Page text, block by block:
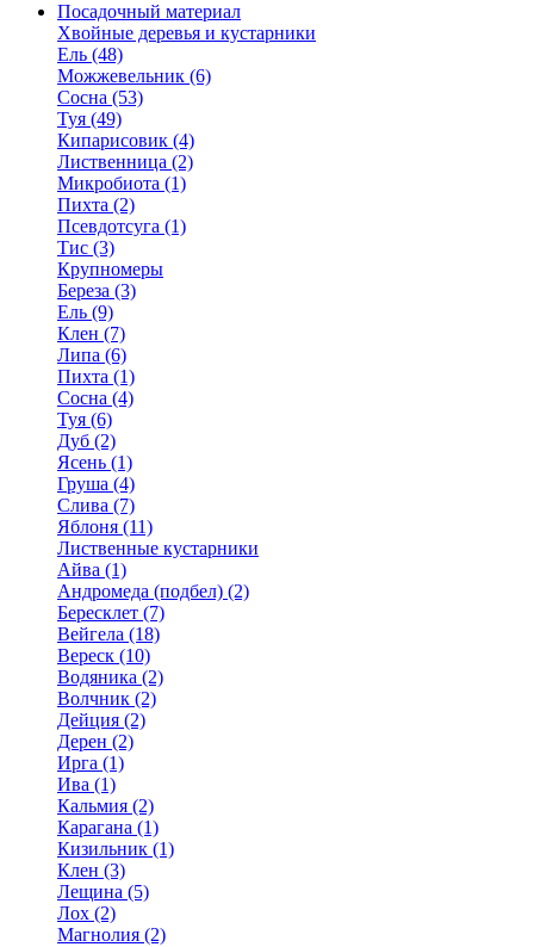
Посадочный материал
Хвойные деревья и кустарники
Ель (48)
Можжевельник (6)
Сосна (53)
Туя (49)
Кипарисовик (4)
Лиственница (2)
Микробиота (1)
Пихта (2)
Псевдотсуга (1)
Тис (3)
Крупномеры
Береза (3)
Ель (9)
Клен (7)
Липа (6)
Пихта (1)
Сосна (4)
Туя (6)
Дуб (2)
Ясень (1)
Груша (4)
Слива (7)
Яблоня (11)
Лиственные кустарники
Айва (1)
Андромеда (подбел) (2)
Бересклет (7)
Вейгела (18)
Вереск (10)
Водяника (2)
Волчник (2)
Дейция (2)
Дерен (2)
Ирга (1)
Ива (1)
Кальмия (2)
Карагана (1)
Кизильник (1)
Клен (3)
Лещина (5)
Лох (2)
Магнолия (2)